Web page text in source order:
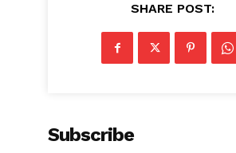
SHARE POST:
Subscribe